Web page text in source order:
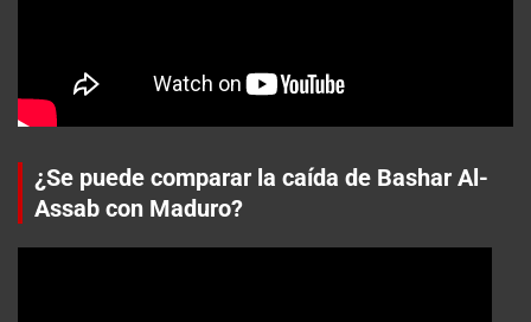
¿Se puede comparar la caída de Bashar Al-
Assab con Maduro?